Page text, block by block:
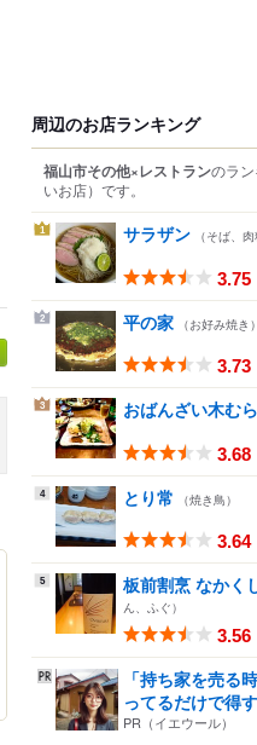
周辺のお店ランキング
福山市その他×レストランのラ
いお店） です。
1 サラザン （そば、
3.75
2 平の家 （お好み焼き）
3.73
3 おばんざい木むら
3.68
4 とり常 （焼き鳥）
3.64
5 板前割烹 なかく
ん、ふぐ）
3.56
「持ち家を売る
ってるだけで得
PR（イエウール）